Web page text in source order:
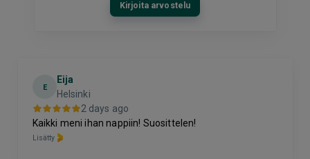
Kirjoita arvostelu
E
Eija
Helsinki
2 days ago
Kaikki meni ihan nappiin! Suosittelen!
Lisätty